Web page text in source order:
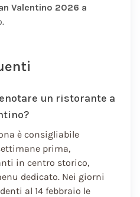
Valentino 2026 a
un ristorante a
è consigliabile
prima,
in centro storico,
dedicato. Nei giorni
al 14 febbraio le